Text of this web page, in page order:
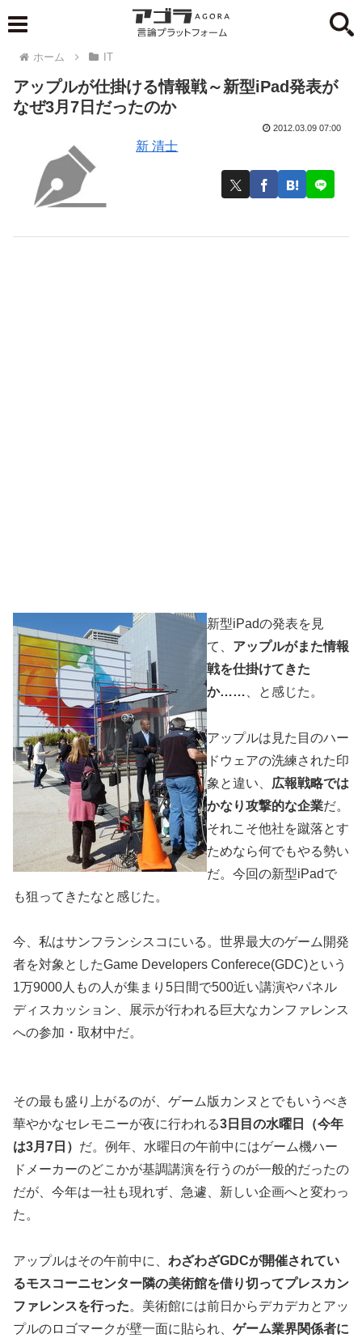
ホーム IT
アップルが仕掛ける情報戦～新型iPad発表が
なぜ3月7日だったのか
新 清士
2012.03.09 07:00
新型iPadの発表を見
て、 アップルがまた情報
戦を仕掛けてきた
か…… 、と感じた。
アップルは見た目のハー
ドウェアの洗練された印
象と違い、 広報戦略では
かなり攻撃的な企業だ。
それこそ他社を蹴落とす
ためなら何でもやる勢い
だ。今回の新型iPadで
も狙ってきたなと感じた。
今、私はサンフランシスコにいる。世界最大のゲーム開発
者を対象としたGame Developers Conferece(GDC)という
1万9000人もの人が集まり5日間で500近い講演やパネル
ディスカッション、展示が行われる巨大なカンファレンス
への参加・取材中だ。
その最も盛り上がるのが、ゲーム版カンヌとでもいうべき
華やかなセレモニーが夜に行われる3日目の水曜日（今年
は3月7日） だ。例年、水曜日の午前中にはゲーム機ハー
ドメーカーのどこかが基調講演を行うのが一般的だったの
だが、今年は一社も現れず、急遽、新しい企画へと変わっ
た。
アップルはその午前中に、 わざわざGDCが開催されてい
るモスコーニセンター隣の美術館を借り切ってプレスカン
ファレンスを行った。美術館には前日からデカデカとアッ
プルのロゴマークが壁一面に貼られ、 ゲーム業界関係者に